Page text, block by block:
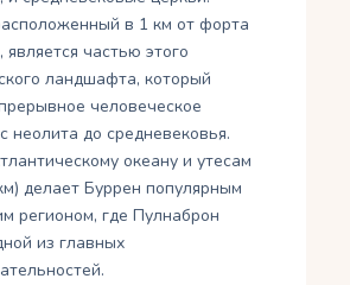
в 1 км от форта
частью этого
ландшафта, который
человеческое
неолита до средневековья.
океану и утесам
делает Буррен популярным
регионом, где Пулнаброн
из главных